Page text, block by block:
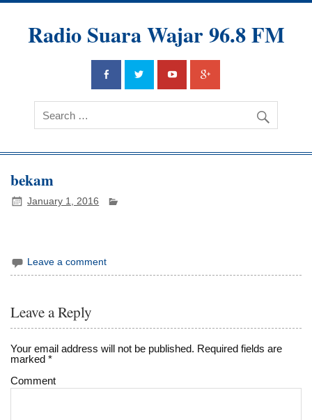
Radio Suara Wajar 96.8 FM
bekam
January 1, 2016
Leave a comment
Leave a Reply
Your email address will not be published. Required fields are
marked*
Comment